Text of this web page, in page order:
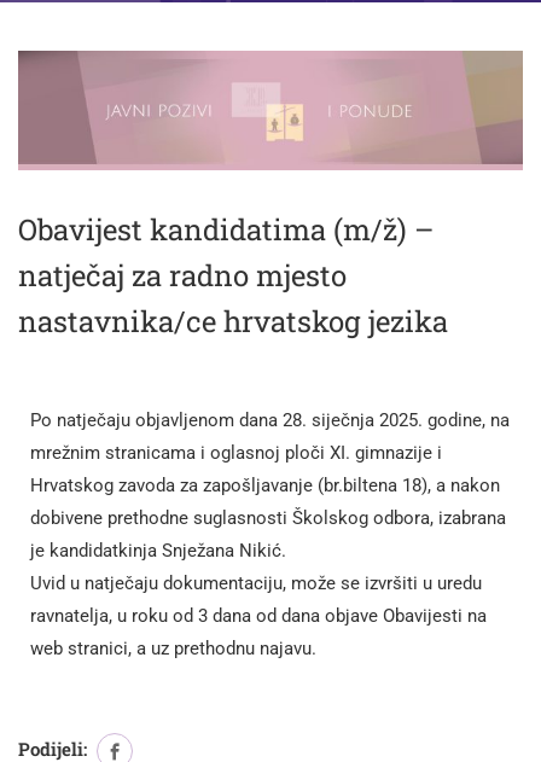
Obavijest kandidatima (m/ž) –
natječaj za radno mjesto
nastavnika/ce hrvatskog jezika
Po natječaju objavljenom dana 28. siječnja 2025. godine, na
mrežnim stranicama i oglasnoj ploči XI. gimnazije i
Hrvatskog zavoda za zapošljavanje (br.biltena 18), a nakon
dobivene prethodne suglasnosti Školskog odbora, izabrana
je kandidatkinja Snježana Nikić.
Uvid u natječaju dokumentaciju, može se izvršiti u uredu
ravnatelja, u roku od 3 dana od dana objave Obavijesti na
web stranici, a uz prethodnu najavu.
Podijeli: